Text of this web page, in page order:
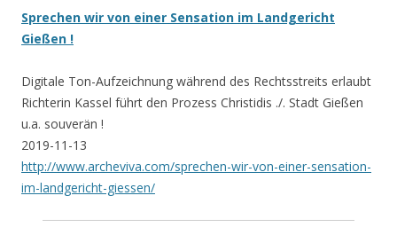
Sprechen wir von einer Sensation im Landgericht
Gießen !
Digitale Ton-Aufzeichnung während des Rechtsstreits erlaubt
Richterin Kassel führt den Prozess Christidis ./. Stadt Gießen
u.a. souverän !
2019-11-13
http://www.archeviva.com/sprechen-wir-von-einer-sensation-
im-landgericht-giessen/